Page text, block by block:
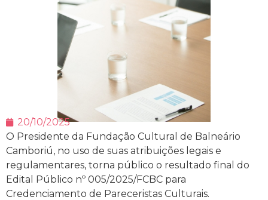
20/10/2025
O Presidente da Fundação Cultural de Balneário
Camboriú, no uso de suas atribuições legais e
regulamentares, torna público o resultado final do
Edital Público nº 005/2025/FCBC para
Credenciamento de Pareceristas Culturais.